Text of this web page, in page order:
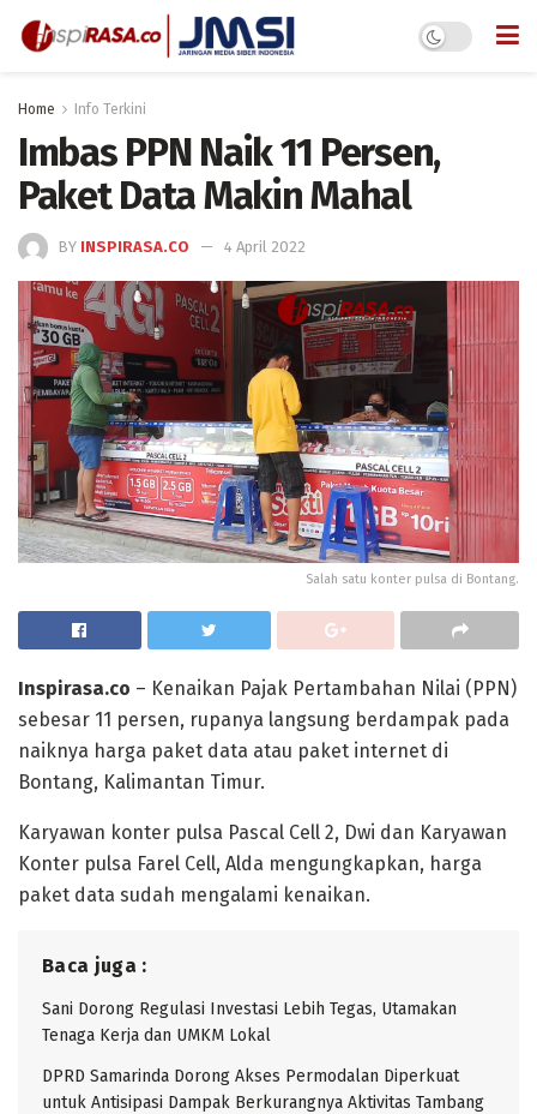
Home Info Terkini
Imbas PPN Naik 11 Persen,
Paket Data Makin Mahal
BY INSPIRASA.CO 4 April 2022
Salah satu konter pulsa di Bontang.
Inspirasa.co – Kenaikan Pajak Pertambahan Nilai (PPN)
sebesar 11 persen, rupanya langsung berdampak pada
naiknya harga paket data atau paket internet di
Bontang, Kalimantan Timur.
Karyawan konter pulsa Pascal Cell 2, Dwi dan Karyawan
Konter pulsa Farel Cell, Alda mengungkapkan, harga
paket data sudah mengalami kenaikan.
Baca juga :
Sani Dorong Regulasi Investasi Lebih Tegas, Utamakan
Tenaga Kerja dan UMKM Lokal
DPRD Samarinda Dorong Akses Permodalan Diperkuat
untuk Antisipasi Dampak Berkurangnya Aktivitas Tambang